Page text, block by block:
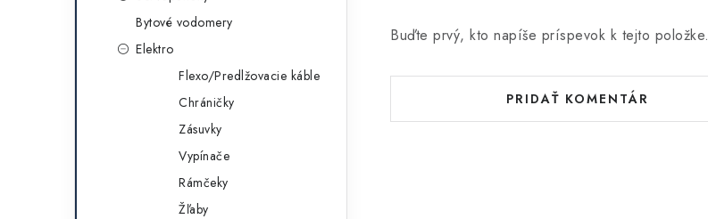
Bytové vodomery
Elektro
Flexo/Predlžovacie káble
Chráničky
Zásuvky
Vypínače
Rámčeky
Žľaby
Buďte prvý, kto napíše príspevok k tejto položke.
PRIDAŤ KOMENTÁR